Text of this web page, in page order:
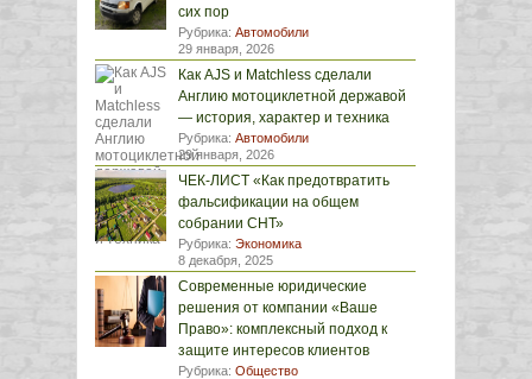
сих пор
Рубрика: Автомобили
29 января, 2026
Как AJS и Matchless сделали
Англию мотоциклетной державой
— история, характер и техника
Рубрика: Автомобили
29 января, 2026
ЧЕК-ЛИСТ «Как предотвратить
фальсификации на общем
собрании СНТ»
Рубрика: Экономика
8 декабря, 2025
Современные юридические
решения от компании «Ваше
Право»: комплексный подход к
защите интересов клиентов
Рубрика: Общество